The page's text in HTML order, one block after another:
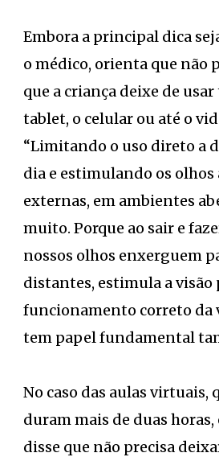
Embora a principal dica
o médico, orienta que não
que a criança deixe de
tablet, o celular ou até o
“Limitando o uso direto a
dia e estimulando os olhos
externas, em ambientes
muito. Porque ao sair e
nossos olhos enxerguem
distantes, estimula a visão
funcionamento correto da
tem papel fundamental
No caso das aulas virtuais,
duram mais de duas
disse que não precisa